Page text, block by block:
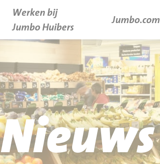
Werken bij
Jumbo Huibers
Jumbo.com
Nieuws